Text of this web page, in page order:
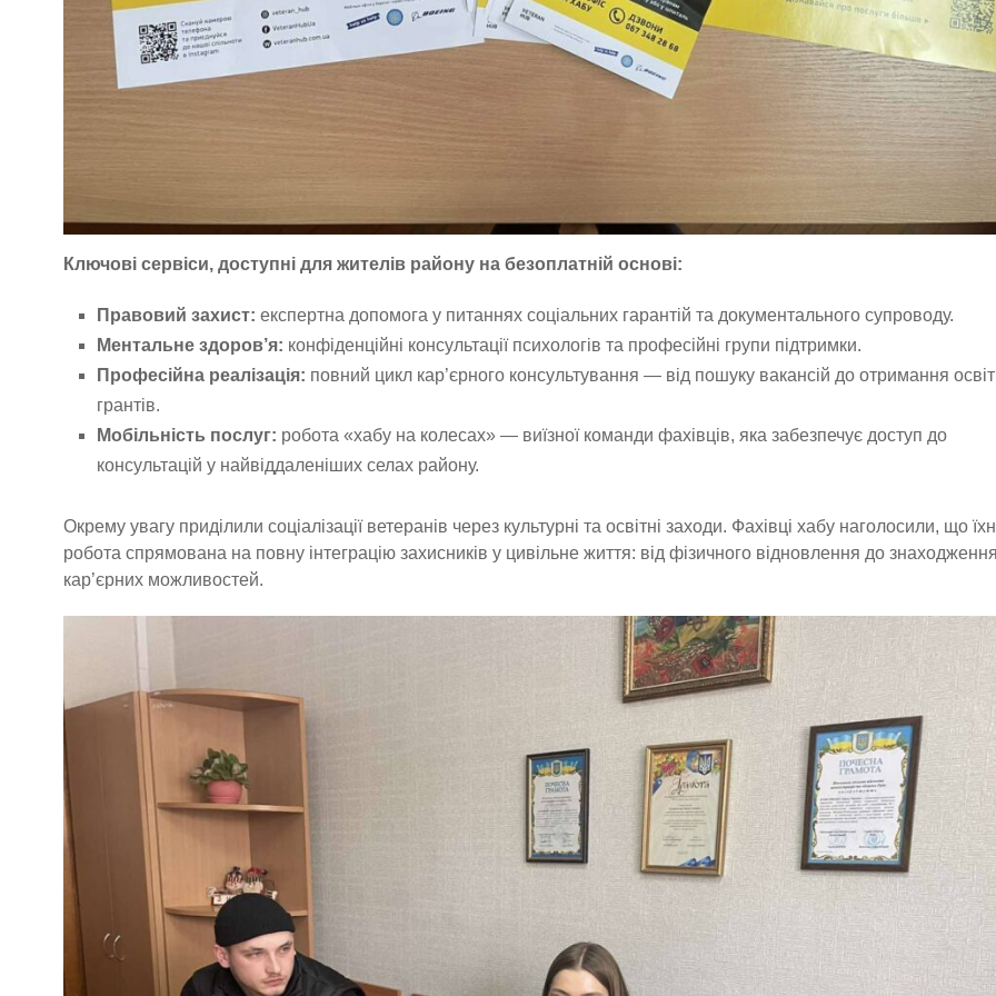
Ключові сервіси, доступні для жителів району на безоплатній основі:
Правовий захист: експертна допомога у питаннях соціальних гарантій та документального супроводу.
Ментальне здоров’я: конфіденційні консультації психологів та професійні групи підтримки.
Професійна реалізація: повний цикл кар’єрного консультування — від пошуку вакансій до отримання
грантів.
Мобільність послуг: робота «хабу на колесах» — виїзної команди фахівців, яка забезпечує доступ до
консультацій у найвіддаленіших селах району.
Окрему увагу приділили соціалізації ветеранів через культурні та освітні заходи. Фахівці хабу наголосили, що
робота спрямована на повну інтеграцію захисників у цивільне життя: від фізичного відновлення до
кар’єрних можливостей.